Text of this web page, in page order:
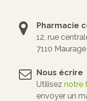
Pharmacie
12, rue
7110
Nous écrire
Utilisez notre
envoyer un